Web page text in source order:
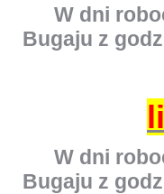
W dni
Bugaju z
W dni
Bugaju z